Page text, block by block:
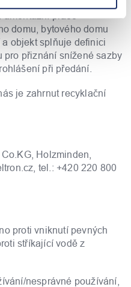
amontážní práce
domu, bytového domu
objekt splňuje definici
přiznání snížené sazby
při předání.
je zahrnut recyklační
Holzminden,
tel.: +420 220 800
proti vniknutí pevných
stříkající vodě z
nesprávné používání,